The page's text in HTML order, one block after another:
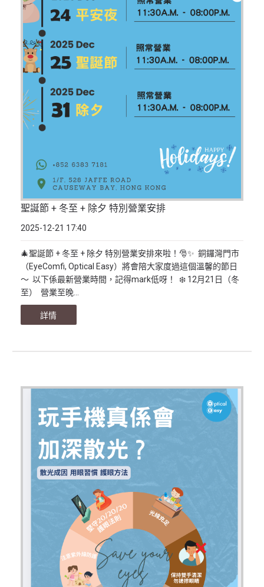
聖誕節 + 冬至 + 除夕 特別營業安排
2025-12-21 17:40
🎄聖誕節 + 冬至 + 除夕 特別營業安排來啦！🎅✨ 銅鑼灣門市
（EyeComfi, Optical Easy）將會陪大家度過這個溫馨的節日
～ 以下係最新營業時間，記得mark低呀！ ❄️ 12月21日（冬
至） 營業至晚...
詳情